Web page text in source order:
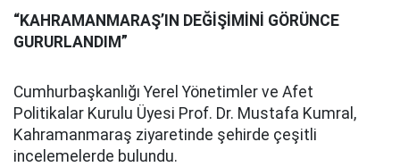
“KAHRAMANMARAŞ’IN DEĞİŞİMİNİ GÖRÜNCE
GURURLANDIM”
Cumhurbaşkanlığı Yerel Yönetimler ve Afet
Politikalar Kurulu Üyesi Prof. Dr. Mustafa Kumral,
Kahramanmaraş ziyaretinde şehirde çeşitli
incelemelerde bulundu.